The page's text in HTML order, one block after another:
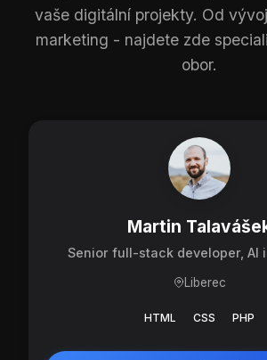
vaše digitální projekty. Od
marketing - najdete zde
obor.
Martin
Senior full-stack developer, AI
Liberec
HTML CSS PHP